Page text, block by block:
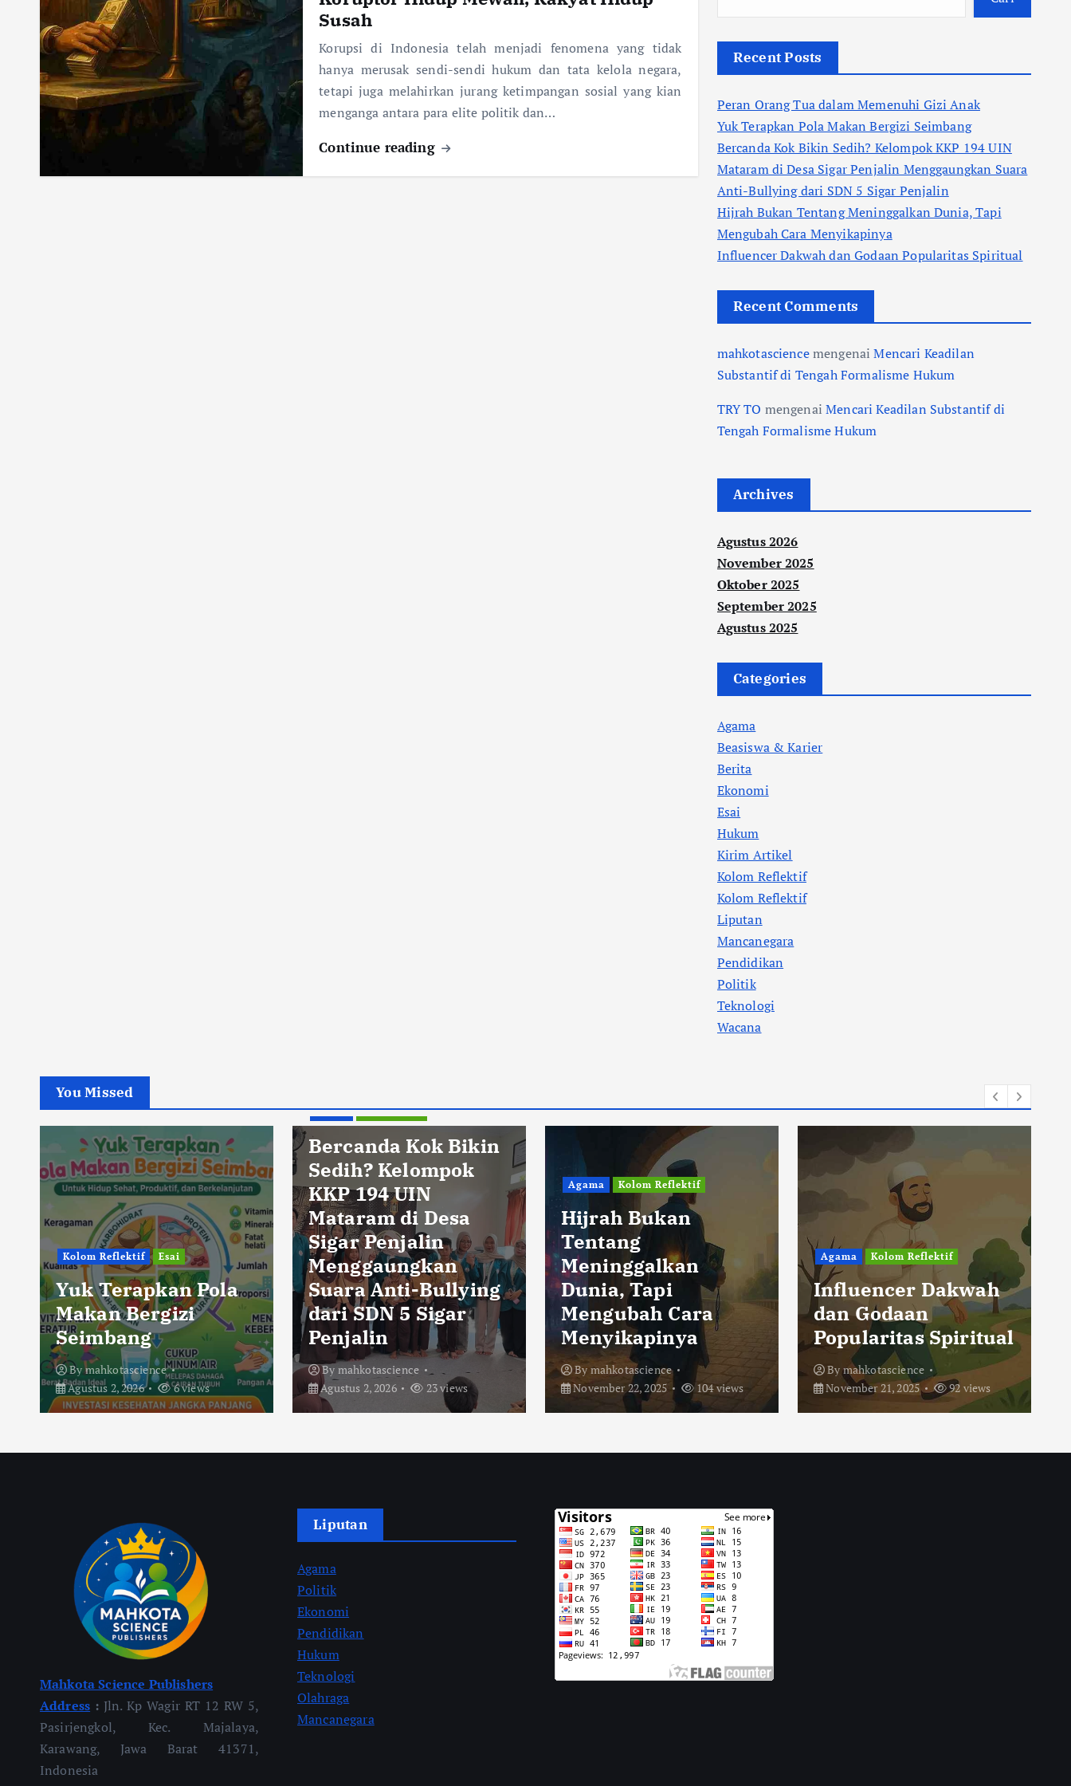
Susah
Korupsi di Indonesia telah menjadi fenomena yang tidak
hanya merusak sendi-sendi hukum dan tata kelola negara,
tetapi juga melahirkan jurang ketimpangan sosial yang kian
menganga antara para elite politik dan…
Continue reading
Recent Posts
Peran Orang Tua dalam Memenuhi Gizi Anak
Yuk Terapkan Pola Makan Bergizi Seimbang
Bercanda Kok Bikin Sedih? Kelompok KKP 194 UIN
Mataram di Desa Sigar Penjalin Menggaungkan Suara
Anti-Bullying dari SDN 5 Sigar Penjalin
Hijrah Bukan Tentang Meninggalkan Dunia, Tapi
Mengubah Cara Menyikapinya
Influencer Dakwah dan Godaan Popularitas Spiritual
Recent Comments
mahkotasciencemengenaiMencari Keadilan
Substantif di Tengah Formalisme Hukum
TRY TO mengenaiMencari Keadilan Substantif di
Tengah Formalisme Hukum
Archives
Agustus 2026
November 2025
Oktober 2025
September 2025
Agustus 2025
Categories
Agama
Beasiswa & Karier
Berita
Ekonomi
Esai
Hukum
Kirim Artikel
Kolom Reflektif
Kolom Reflektif
Liputan
Mancanegara
Pendidikan
Politik
Teknologi
Wacana
You Missed
Kolom Reflektif Esai
Yuk Terapkan Pola
Makan Bergizi
Seimbang
Bymahkotascience
Agustus 2, 2026
6 views
Berita Pendidikan
Bercanda Kok Bikin
Sedih? Kelompok
KKP 194 UIN
Mataram di Desa
Sigar Penjalin
Menggaungkan
Suara Anti-Bullying
dari SDN 5 Sigar
Penjalin
By mahkotascience
Agustus 2, 2026
23 views
Agama Kolom Reflektif
Hijrah Bukan
Tentang
Meninggalkan
Dunia, Tapi
Mengubah Cara
Menyikapinya
By mahkotascience
November 22, 2025
104 views
Agama Kolom Reflektif
Influencer Dakwah
dan Godaan
Popularitas Spiritual
Bymahkotascience
November 21, 2025
92 views
Mahkota Science Publishers
Address : Jln. Kp Wagir RT 12 RW 5,
Pasirjengkol, Kec. Majalaya,
Karawang, Jawa Barat 41371,
Indonesia
Liputan
Agama
Politik
Ekonomi
Pendidikan
Hukum
Teknologi
Olahraga
Mancanegara